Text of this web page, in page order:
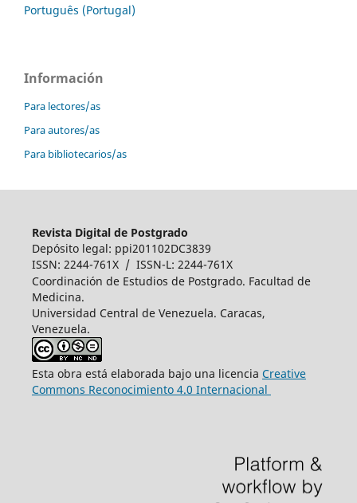
Português (Portugal)
Información
Para lectores/as
Para autores/as
Para bibliotecarios/as
Revista Digital de Postgrado
Depósito legal: ppi201102DC3839
ISSN: 2244-761X / ISSN-L: 2244-761X
Coordinación de Estudios de Postgrado. Facultad de
Medicina.
Universidad Central de Venezuela. Caracas,
Venezuela.
Esta obra está elaborada bajo una licencia Creative
Commons Reconocimiento 4.0 Internacional